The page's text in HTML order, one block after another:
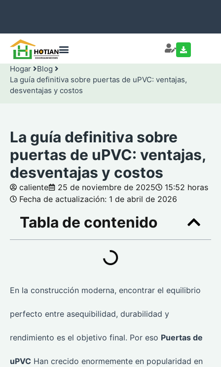
Hogar
Blog
La guía definitiva sobre puertas de uPVC: ventajas,
desventajas y costos
La guía definitiva sobre
puertas de uPVC: ventajas,
desventajas y costos
caliente 25 de noviembre de 2025
15:52 horas
Fecha de actualización: 1 de abril de 2026
Tabla de contenido
En la construcción moderna, encontrar el equilibrio
perfecto entre asequibilidad, durabilidad y
rendimiento es el objetivo final. Por eso Puertas de
uPVC Han crecido enormemente en popularidad en